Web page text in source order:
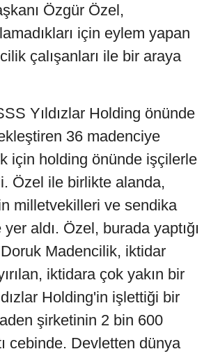
Özgür Özel,
için eylem yapan
çalışanları ile bir araya
Yıldızlar Holding önünde
36 madenciye
için holding önünde işçilerle
Özel ile birlikte alanda,
milletvekilleri ve sendika
aldı. Özel, burada yaptığı
Madencilik, iktidar
iktidara çok yakın bir
Holding'in işlettiği bir
şirketinin 2 bin 600
cebinde. Devletten dünya